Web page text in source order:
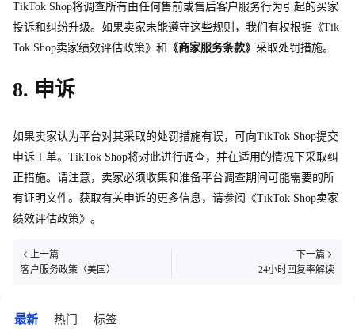
TikTok Shop将调查所有由任何售前或售后客户服务行为引起的买家
投诉和纠纷升级。如果卖家未能遵守这些规则，我们有权根据《Tik
Tok Shop卖家绩效评估政策》和 《商家服务条款》 采取处罚措施。
8. 申诉
如果卖家认为平台对其采取的处罚措施有误，可 向TikTok Shop提交
申诉工单。TikTok Shop将对此进行调查，并在适用的情况下采取纠
正措施。请注意，卖家必须收集和准备平台调查期间可能需要的所
有证明文件。获取有关申诉的更多信息，请参阅《TikTok Shop卖家
绩效评估政策》。
上一篇
客户服务政策（美国）
下一篇
24小时回复率解读
最新 热门 标签